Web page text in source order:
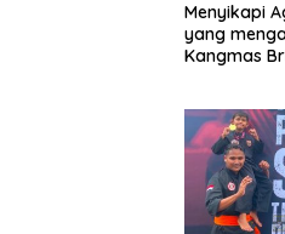
Menyikapi
yang
Kangmas